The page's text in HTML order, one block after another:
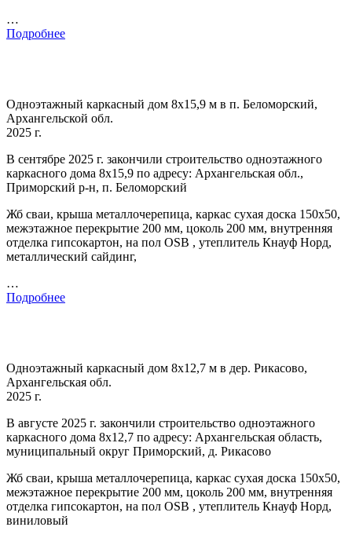
…
Подробнее
Одноэтажный каркасный дом 8х15,9 м в п. Беломорский,
Архангельской обл.
2025 г.
В сентябре 2025 г. закончили строительство одноэтажного
каркасного дома 8х15,9 по адресу: Архангельская обл.,
Приморский р-н, п. Беломорский
Жб сваи, крыша металлочерепица, каркас сухая доска 150х50,
межэтажное перекрытие 200 мм, цоколь 200 мм, внутренняя
отделка гипсокартон, на пол OSB , утеплитель Кнауф Норд,
металлический сайдинг,
…
Подробнее
Одноэтажный каркасный дом 8х12,7 м в дер. Рикасово,
Архангельская обл.
2025 г.
В августе 2025 г. закончили строительство одноэтажного
каркасного дома 8х12,7 по адресу: Архангельская область,
муниципальный округ Приморский, д. Рикасово
Жб сваи, крыша металлочерепица, каркас сухая доска 150х50,
межэтажное перекрытие 200 мм, цоколь 200 мм, внутренняя
отделка гипсокартон, на пол OSB , утеплитель Кнауф Норд,
виниловый